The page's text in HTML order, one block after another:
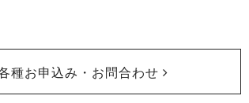
種お申込み・お問合わせ